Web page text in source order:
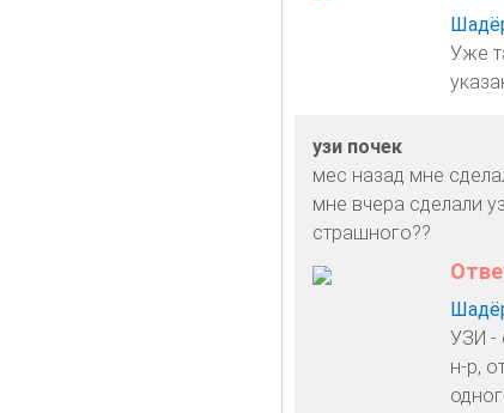
Уже
узи почек
мес назад мне
мне вчера сделали
страшного??
УЗИ -
н-р,